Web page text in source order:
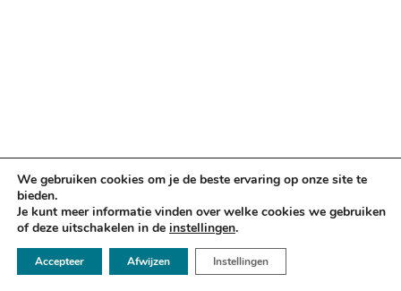
✉ info@argusadvocaten.nl
We gebruiken cookies om je de beste ervaring op onze site te
bieden.
Je kunt meer informatie vinden over welke cookies we gebruiken
of deze uitschakelen in de instellingen.
Accepteer Afwijzen Instellingen